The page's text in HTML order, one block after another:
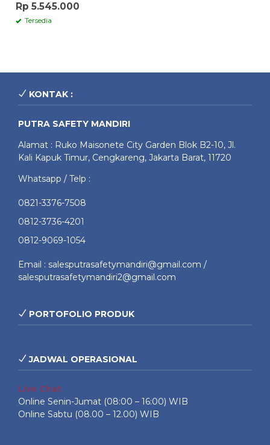
Rp 5.545.000
Tersedia
KONTAK :
PUTRA SAFETY MANDIRI
Alamat : Ruko Maisonete City Garden Blok B2-10, Jl.
Kali Kapuk Timur, Cengkareng, Jakarta Barat, 11720
Whatsapp / Telp :
0821-3376-7508
0812-3736-4201
0812-9069-1054
Email : salesputrasafetymandiri@gmail.com /
salesputrasafetymandiri2@gmail.com
PORTOFOLIO PRODUK
JADWAL OPERASIONAL
Live Chat
Online Senin-Jumat (08:00 – 16:00) WIB
Online Sabtu (08.00 – 12.00) WIB